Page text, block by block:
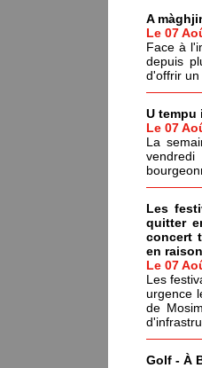
A
Le 07
Face à
depuis
d'offrir un
U tempu
Le 07
La
Les
quitter
concert
en
Le 07
Les
urgence
de
Golf - À